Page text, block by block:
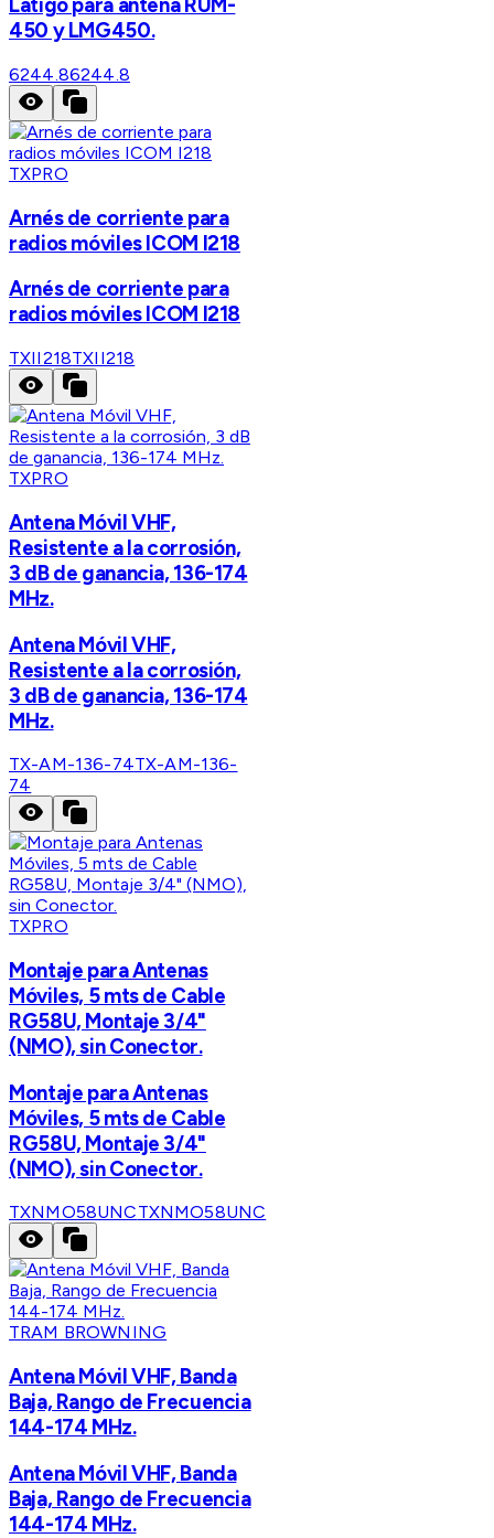
Látigo para antena RUM-
450 y LMG450.
6244.86244.8
TXPRO
Arnés de corriente para
radios móviles ICOM I218
Arnés de corriente para
radios móviles ICOM I218
TXII218TXII218
TXPRO
Antena Móvil VHF,
Resistente a la corrosión,
3 dB de ganancia, 136-174
MHz.
Antena Móvil VHF,
Resistente a la corrosión,
3 dB de ganancia, 136-174
MHz.
TX-AM-136-74TX-AM-136-
74
TXPRO
Montaje para Antenas
Móviles, 5 mts de Cable
RG58U, Montaje 3/4"
(NMO), sin Conector.
Montaje para Antenas
Móviles, 5 mts de Cable
RG58U, Montaje 3/4"
(NMO), sin Conector.
TXNMO58UNCTXNMO58UNC
TRAM BROWNING
Antena Móvil VHF, Banda
Baja, Rango de Frecuencia
144-174 MHz.
Antena Móvil VHF, Banda
Baja, Rango de Frecuencia
144-174 MHz.